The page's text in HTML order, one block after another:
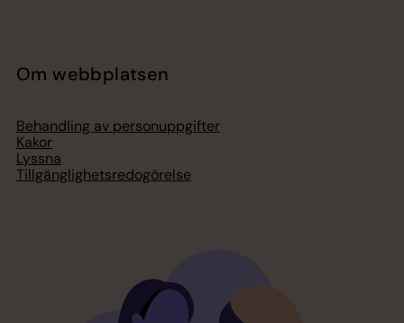
Om webbplatsen
Behandling av personuppgifter
Kakor
Lyssna
Tillgänglighetsredogörelse